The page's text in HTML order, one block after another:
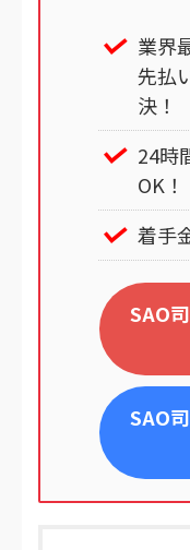
業界
先払
決！
24時
OK！
着手
SAO
SAO